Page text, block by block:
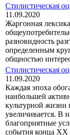
Стилистическая
11.09.2020
Жаргонная
разновидность
определенным
общностью
Стилистическая
11.09.2020
Каждая эпоха
наибольшей
культурной жизни
увеличивается. В
благоприятные
события конца XX